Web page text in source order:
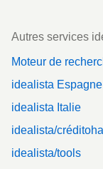
Autres services
Moteur de
idealista Espagne
idealista Italie
idealista/
idealista/tools